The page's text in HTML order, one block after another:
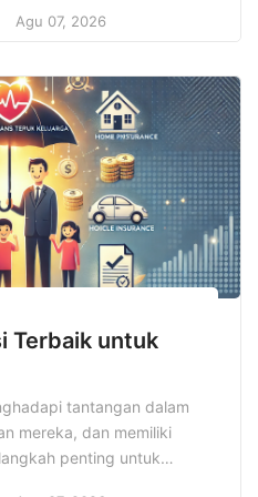
kuat dan bugar, tetapi
baik fisik maupun
merasakan perubahan
Agu 07, 2026
Terbaik untuk
tantangan dalam
mereka, dan memiliki
penting untuk